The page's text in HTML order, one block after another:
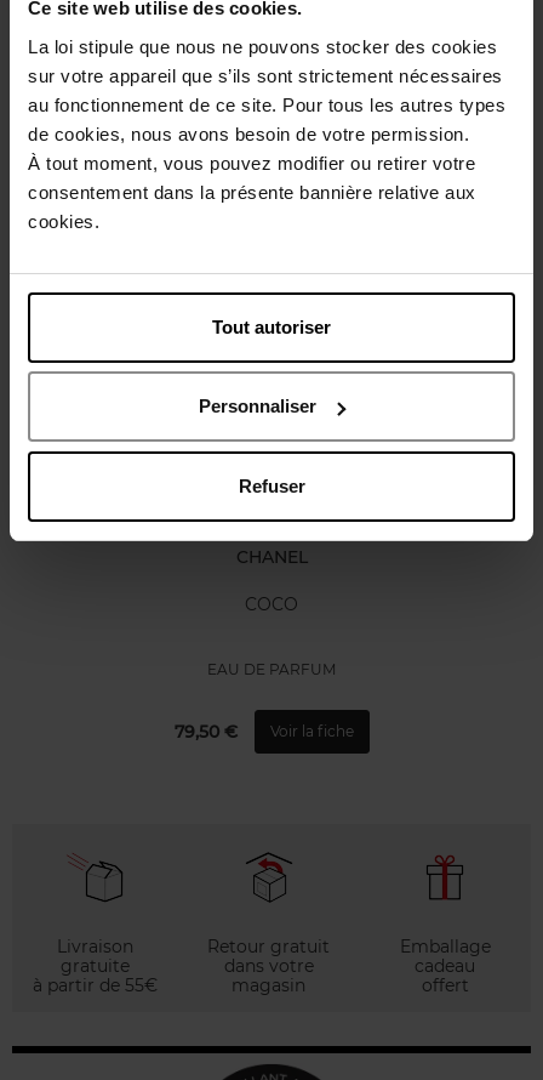
Ce site web utilise des cookies.
La loi stipule que nous ne pouvons stocker des cookies
sur votre appareil que s’ils sont strictement nécessaires
au fonctionnement de ce site. Pour tous les autres types
de cookies, nous avons besoin de votre permission.
À tout moment, vous pouvez modifier ou retirer votre
consentement dans la présente bannière relative aux
cookies.
Tout autoriser
Personnaliser
Refuser
Description
Conseil d'utilisation
Vous aimerez peut-être
CHANEL
COCO
EAU DE PARFUM
79,50 € Voir la fiche
Livraison
gratuite
à partir de 55€
Retour gratuit
dans votre
magasin
Emballage
cadeau
offert